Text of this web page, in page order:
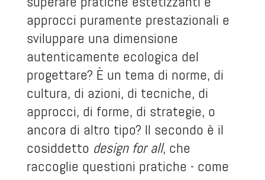
approcci puramente prestazionali e
sviluppare una dimensione
autenticamente ecologica del
progettare? È un tema di norme, di
cultura, di azioni, di tecniche, di
approcci, di forme, di strategie, o
ancora di altro tipo? Il secondo è il
cosiddetto design for all, che
raccoglie questioni pratiche - come